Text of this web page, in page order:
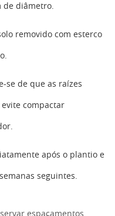
de diâmetro.
removido com esterco
se de que as raízes
compactar
após o plantio e
seguintes.